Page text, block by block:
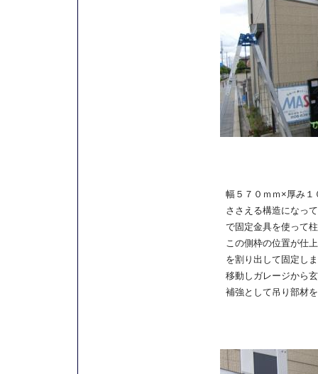
幅５７０ｍｍ×厚み１
ささえる構造になっ
で固定金具を使って
この側枠の位置が仕
を割り出して固定し
移動しガレージから
補強として吊り部材